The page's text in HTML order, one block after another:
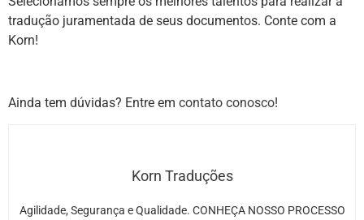
tradução juramentada de seus documentos. Conte com a
Korn!
Ainda tem dúvidas? Entre em contato conosco!
Korn Traduções
Agilidade, Segurança e Qualidade. CONHEÇA NOSSO PROCESSO